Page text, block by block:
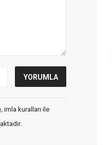
imla kuralları ile